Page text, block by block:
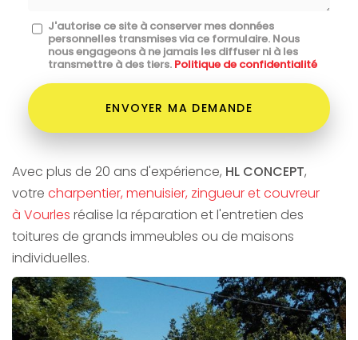
Message
J'autorise ce site à conserver mes données
personnelles transmises via ce formulaire. Nous
nous engageons à ne jamais les diffuser ni à les
transmettre à des tiers. Politique de confidentialité
Acceptation
RGPD
*
ENVOYER MA DEMANDE
Avec plus de 20 ans d'expérience, HL CONCEPT,
votre charpentier, menuisier, zingueur et couvreur
à Vourles réalise la réparation et l'entretien des
toitures de grands immeubles ou de maisons
individuelles.